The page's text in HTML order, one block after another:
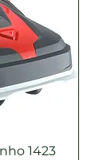
1423